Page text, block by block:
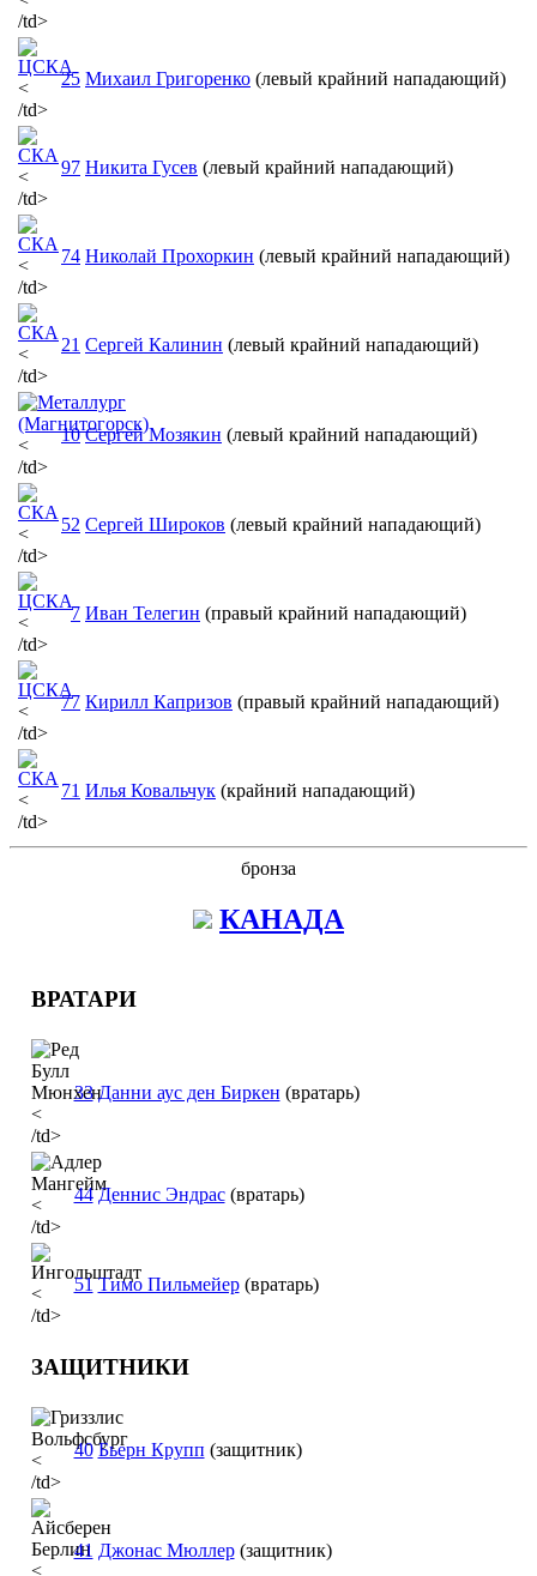
/td>
<
/td>
25 Михаил Григоренко (левый крайний нападающий)
<
/td>
97 Никита Гусев (левый крайний нападающий)
<
/td>
74 Николай Прохоркин (левый крайний нападающий)
<
/td>
21 Сергей Калинин (левый крайний нападающий)
<
/td>
10 Сергей Мозякин (левый крайний нападающий)
<
/td>
52 Сергей Широков (левый крайний нападающий)
<
/td>
7 Иван Телегин (правый крайний нападающий)
<
/td>
77 Кирилл Капризов (правый крайний нападающий)
<
/td>
71 Илья Ковальчук (крайний нападающий)
бронза
КАНАДА
ВРАТАРИ
<
/td>
33 Данни аус ден Биркен (вратарь)
<
/td>
44 Деннис Эндрас (вратарь)
<
/td>
51 Тимо Пильмейер (вратарь)
ЗАЩИТНИКИ
<
/td>
40 Бьерн Крупп (защитник)
<
41 Джонас Мюллер (защитник)